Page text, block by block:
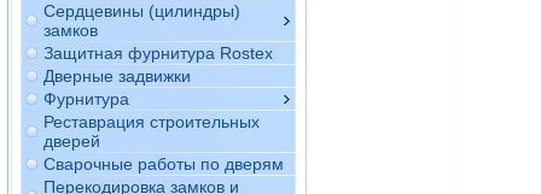
Сердцевины (цилиндры)
замков
Защитная фурнитура Rostex
Дверные задвижки
Фурнитура
Реставрация строительных
дверей
Сварочные работы по дверям
Перекодировка замков и